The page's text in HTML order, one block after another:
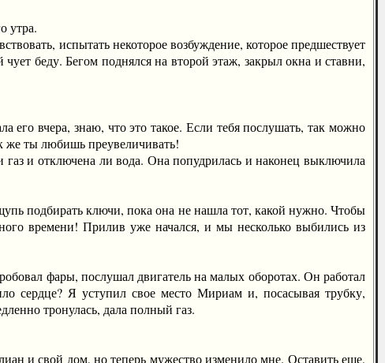
утра.
испытать некоторое возбуждение, которое предшествует
беду. Бегом поднялся на второй этаж, закрыл окна и ставни,
вчера, знаю, что это такое. Если тебя послушать, так можно
же ты любишь преувеличивать!
и отключена ли вода. Она попудрилась и наконец выключила
подбирать ключи, пока она не нашла тот, какой нужно. Чтобы
времени! Прилив уже начался, и мы несколько выбились из
фары, послушал двигатель на малых оборотах. Он работал
сердце? Я уступил свое место Мириам и, посасывая трубку,
тронулась, дала полный газ.
и свой дом, но теперь мужество изменило мне. Оставить еще,